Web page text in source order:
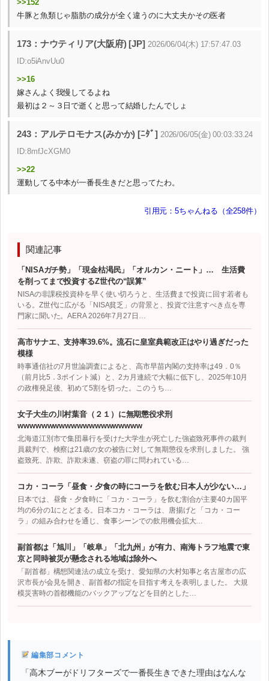
>>152
牛豚と魚類じゃ脂肪の成分が全く違うのに大丈夫かその医者
173：ナウティリア(大阪府) [JP] 2026/06/04(木) 17:57:47.03
ID:o5iAnvUu0
>>16
嫁さんよく我慢してるよね
最初は２～３日で逝くと思って結婚したんでしょ
243：アルテロモナス(みかか) [ﾆﾀﾞ] 2026/06/05(金) 00:03:33.24
ID:8mfJcXGM0
>>22
運動してる中本が一番長生きだと思ってたわ。
引用元：5ちゃんねる（全258件）
関連記事
「NISAガチ勢」「現金枯渇民」「オルカン・ニート」… 生活費
を削ってまで投資するZ世代の“誤算”
NISAの非課税投資枠を早く使い切ろうと、生活費まで投資に回す若者も
いる。Z世代に広がる「NISA貧乏」の背景と、投資で注意すべき点を専
門家に聞いた。AERA 2026年7月27日…
高市サナエ、支持率39.6%。流石に皇室典範改正はやり過ぎだった
模様
時事通信社の7月世論調査によると、高市早苗内閣の支持率は49．0％
（前月比5．3ポイント減）と、2カ月連続で大幅に低下し、2025年10月
の政権発足後、初めて5割を切った。このうち…
女子大生の川村葉音（２１）に無期懲役求刑
wwwwwwwwwwwwwwwwwwwww
北海道江別市で集団暴行を受けた大学生が死亡した強盗致死事件の裁判
員裁判で、検察は21歳の女の被告に対して無期懲役を求刑しました。 強
盗致死、詐欺、詐欺未遂、窃盗の罪に問われている…
コカ・コーラ「昼食・夕食の時にコーラを飲む日本人が少ない…」
日本では、昼食・夕食時に「コカ・コーラ」を飲む割合が主要40カ国平
均の6分の1にとどまる。日本コカ・コーラは、唐揚げと「コカ・コー
ラ」の組み合わせを通じ、食事シーンでの飲用機会拡大…
副首都は「旭川」「岐阜」「北九州」が有力、南海トラフ地震で東
京と同時被災が懸念される地域は除外へ
「副首都」構想関連法の成立を受け、愛知県の大村知事と名古屋市の広
沢市長が会見を開き、副首都の指定を目指す考えを表明しました。 大規
模災害時の首都機能のバックアップなどを目的とした…
編集部コメント
「高木ブーがドリフターズで一番長生きできた理由はなんな